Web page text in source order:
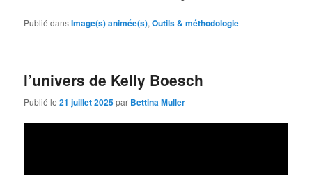
Publié dansImage(s) animée(s),Outils & méthodologie
l’univers de Kelly Boesch
Publié le21 juillet 2025par Bettina Muller